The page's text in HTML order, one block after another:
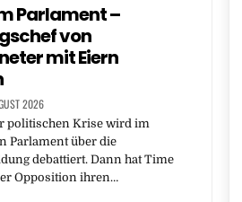
Parlament –
von
mit Eiern
2026
politischen Krise wird im
Parlament über die
debattiert. Dann hat Time
Opposition ihren…